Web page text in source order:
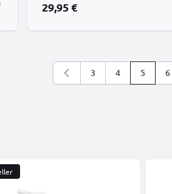
29,95 €
Pagina
3 Pagina
4 Stai
5 6